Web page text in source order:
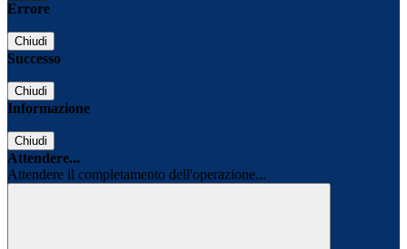
Errore
Chiudi
Successo
Chiudi
Informazione
Chiudi
Attendere...
Attendere il completamento dell'operazione...